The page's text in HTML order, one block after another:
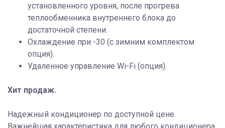
установленного уровня, после прогрева
теплообменника внутреннего блока до
достаточной степени.
Охлаждение при -30 (с зимним комплектом
опция).
Удаленное управление Wi-Fi (опция).
Хит продаж.
Надежный кондиционер по доступной цене.